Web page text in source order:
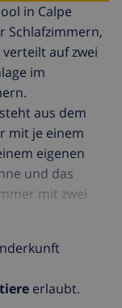
in Calpe
Schlafzimmern,
auf zwei
im
aus dem
mit je einem
eigenen
und das
mit zwei
mit Dusche.
Wohn-
zu einer
Eine
mit Gasherd
erlaubt.